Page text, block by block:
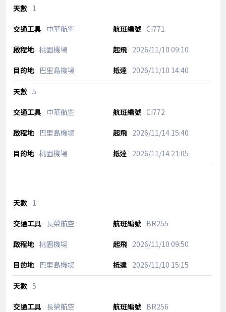
1
中華航空 CI771
桃園機場 2026/11/10 09:10
巴里島機場 2026/11/10 14:40
5
中華航空 CI772
巴里島機場 2026/11/1415:40
桃園機場 2026/11/1421:05
1
長榮航空 BR255
桃園機場 2026/11/10 09:50
巴里島機場 2026/11/10 15:15
5
長榮航空 BR256